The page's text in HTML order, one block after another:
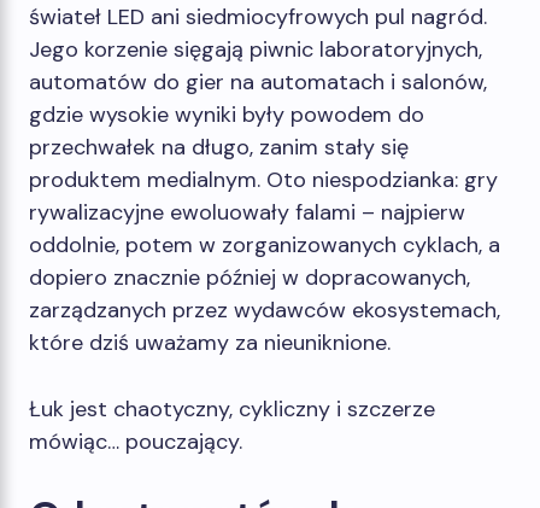
świateł LED ani siedmiocyfrowych pul nagród.
Jego korzenie sięgają piwnic laboratoryjnych,
automatów do gier na automatach i salonów,
gdzie wysokie wyniki były powodem do
przechwałek na długo, zanim stały się
produktem medialnym. Oto niespodzianka: gry
rywalizacyjne ewoluowały falami – najpierw
oddolnie, potem w zorganizowanych cyklach, a
dopiero znacznie później w dopracowanych,
zarządzanych przez wydawców ekosystemach,
które dziś uważamy za nieuniknione.
Łuk jest chaotyczny, cykliczny i szczerze
mówiąc… pouczający.